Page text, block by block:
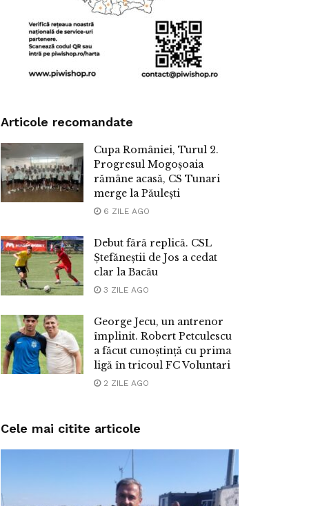
Articole recomandate
Cupa României, Turul 2.
Progresul Mogoșoaia
rămâne acasă, CS Tunari
merge la Păulești
6 ZILE AGO
Debut fără replică. CSL
Ștefăneștii de Jos a cedat
clar la Bacău
3 ZILE AGO
George Jecu, un antrenor
împlinit. Robert Petculescu
a făcut cunoștință cu prima
ligă în tricoul FC Voluntari
2 ZILE AGO
Cele mai citite articole